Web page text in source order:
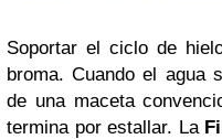
Soportar el ciclo de
broma. Cuando el agua
de una maceta
termina por estallar. La